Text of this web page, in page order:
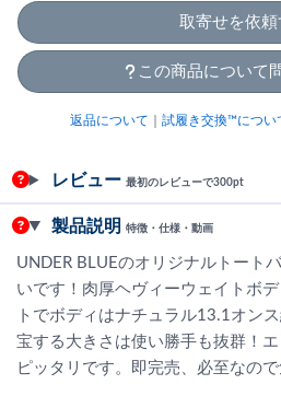
取寄せを依頼
この商品について
返品について 試履き交換™につい
レビュー 最初のレビューで300pt
製品説明 特徴・仕様・動画
UNDER BLUEのオリジナルトート
いです！肉厚ヘヴィーウェイトボ
トでボディはナチュラル13.1オン
宝する大きさは使い勝手も抜群！
ピッタリです。即完売、必至なの